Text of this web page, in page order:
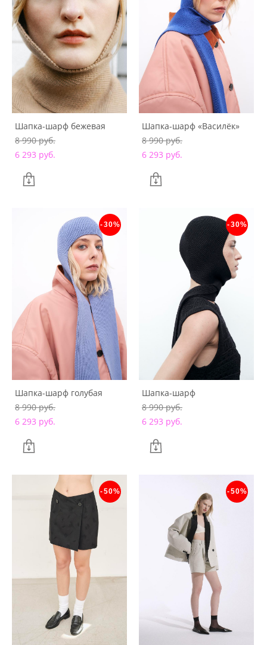
Шапка-шарф бежевая
8 990 pуб.
6 293 pуб.
Шапка-шарф «Василёк»
8 990 pуб.
6 293 pуб.
-30%
Шапка-шарф голубая
8 990 pуб.
6 293 pуб.
-30%
Шапка-шарф
8 990 pуб.
6 293 pуб.
-50% -50%